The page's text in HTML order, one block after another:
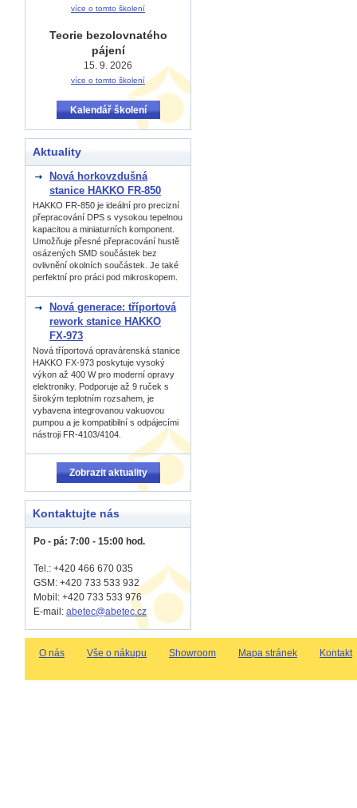
více o tomto školení
Teorie bezolovnatého
pájení
15. 9. 2026
více o tomto školení
Kalendář školení
Aktuality
Nová horkovzdušná
stanice HAKKO FR-850
HAKKO FR-850 je ideální pro precizní
přepracování DPS s vysokou tepelnou
kapacitou a miniaturních komponent.
Umožňuje přesné přepracování hustě
osázených SMD součástek bez
ovlivnění okolních součástek. Je také
perfektní pro práci pod mikroskopem.
Nová generace: tříportová
rework stanice HAKKO
FX-973
Nová tříportová opravárenská stanice
HAKKO FX-973 poskytuje vysoký
výkon až 400 W pro moderní opravy
elektroniky. Podporuje až 9 ruček s
širokým teplotním rozsahem, je
vybavena integrovanou vakuovou
pumpou a je kompatibilní s odpájecími
nástroji FR-4103/4104.
Zobrazit aktuality
Kontaktujte nás
Po - pá: 7:00 - 15:00 hod.
Tel.: +420 466 670 035
GSM: +420 733 533 932
Mobil: +420 733 533 976
E-mail: abetec@abetec.cz
O nás Vše o nákupu Showroom Mapa stránek Kontakt